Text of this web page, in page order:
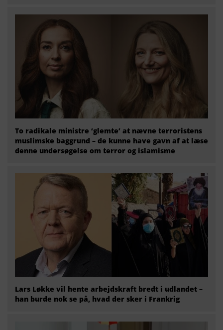
To radikale ministre ‘glemte’ at nævne terroristens
muslimske baggrund – de kunne have gavn af at læse
denne undersøgelse om terror og islamisme
Lars Løkke vil hente arbejdskraft bredt i udlandet –
han burde nok se på, hvad der sker i Frankrig